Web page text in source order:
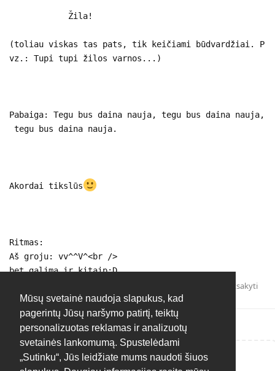
Mūsų svetainė naudoja slapukus, kad
pagerintų Jūsų naršymo patirtį, teiktų
personalizuotas reklamas ir analizuotų
svetainės lankomumą. Spustelėdami
„Sutinku“, Jūs leidžiate mums naudoti šiuos
Žila!
(toliau viskas tas pats, tik keičiami būdvardžiai. P
vz.: Tupi tupi žilos varnos...)
Pabaiga: Tegu bus daina nauja, tegu bus daina nauja,
tegu bus daina nauja.
Akordai tikslūs
Ritmas:
Aš groju: vv^^V^<br />
bet galima ir kitaip;D
Atsakyti
Rašyti atsakymą...